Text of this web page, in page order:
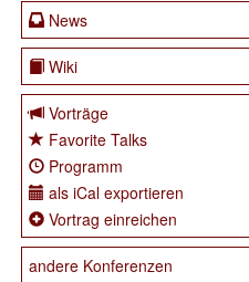
News
Wiki
Vorträge
Favorite Talks
Programm
als iCal exportieren
Vortrag einreichen
andere Konferenzen